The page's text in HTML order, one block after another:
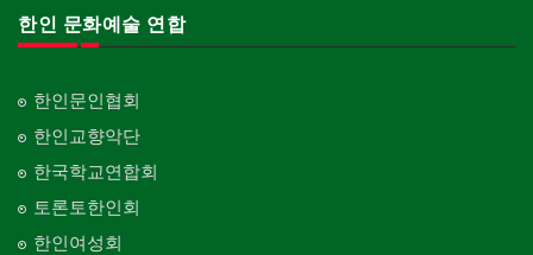
한인 문화예술 연합
한인문인협회
한인교향악단
한국학교연합회
토론토한인회
한인여성회